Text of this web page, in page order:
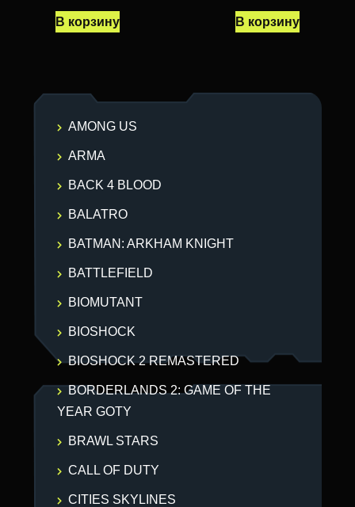
В корзину В корзину
AMONG US
ARMA
BACK 4 BLOOD
BALATRO
BATMAN: ARKHAM KNIGHT
BATTLEFIELD
BIOMUTANT
BIOSHOCK
BIOSHOCK 2 REMASTERED
BORDERLANDS 2: GAME OF THE
YEAR GOTY
BRAWL STARS
CALL OF DUTY
CITIES SKYLINES